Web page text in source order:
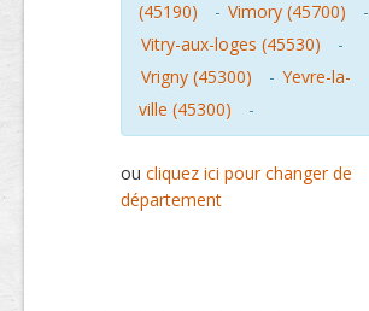
(45190)
- Vimory (45700)
-
Vitry-aux-loges (45530)
-
Vrigny (45300)
- Yevre-la-
ville (45300)
-
ou cliquez ici pour changer de
département